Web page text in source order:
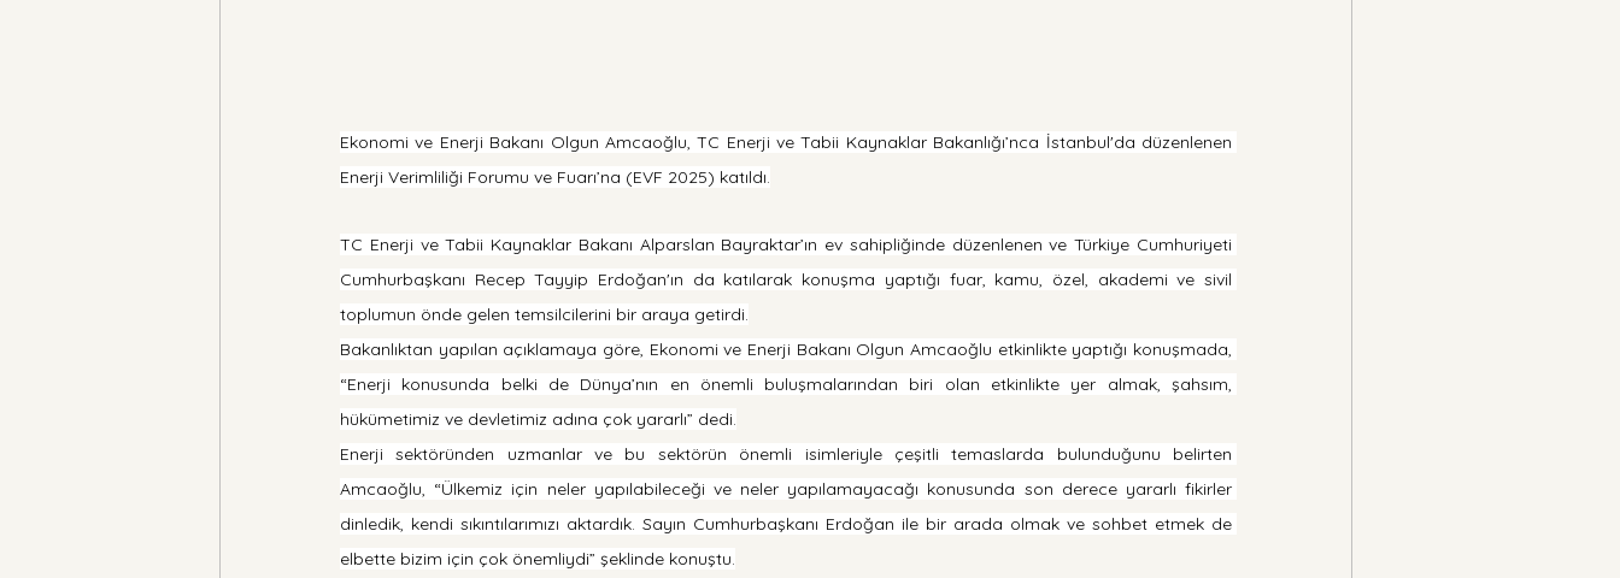
Ekonomi ve Enerji Bakanı Olgun Amcaoğlu, TC Enerji ve Tabii Kaynaklar Bakanlığı’nca İstanbul'da düzenlenen
Enerji Verimliliği Forumu ve Fuarı’na (EVF 2025) katıldı.
TC Enerji ve Tabii Kaynaklar Bakanı Alparslan Bayraktar’ın ev sahipliğinde düzenlenen ve Türkiye Cumhuriyeti
Cumhurbaşkanı Recep Tayyip Erdoğan'ın da katılarak konuşma yaptığı fuar, kamu, özel, akademi ve sivil
toplumun önde gelen temsilcilerini bir araya getirdi.
Bakanlıktan yapılan açıklamaya göre, Ekonomi ve Enerji Bakanı Olgun Amcaoğlu etkinlikte yaptığı konuşmada,
“Enerji konusunda belki de Dünya’nın en önemli buluşmalarından biri olan etkinlikte yer almak, şahsım,
hükümetimiz ve devletimiz adına çok yararlı” dedi.
Enerji sektöründen uzmanlar ve bu sektörün önemli isimleriyle çeşitli temaslarda bulunduğunu belirten
Amcaoğlu, “Ülkemiz için neler yapılabileceği ve neler yapılamayacağı konusunda son derece yararlı fikirler
dinledik, kendi sıkıntılarımızı aktardık. Sayın Cumhurbaşkanı Erdoğan ile bir arada olmak ve sohbet etmek de
elbette bizim için çok önemliydi” şeklinde konuştu.